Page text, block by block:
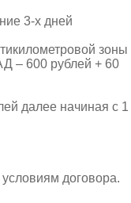
3-х дней
зоны
– 600 рублей + 60
далее начиная с 1
договора.